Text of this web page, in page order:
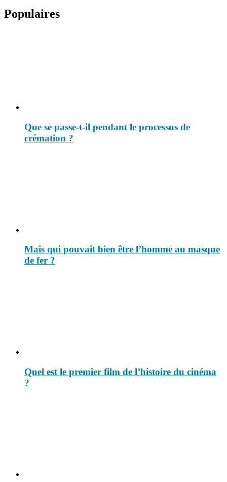
Populaires
Que se passe-t-il pendant le processus de
crémation ?
Mais qui pouvait bien être l’homme au masque
de fer ?
Quel est le premier film de l’histoire du cinéma
?